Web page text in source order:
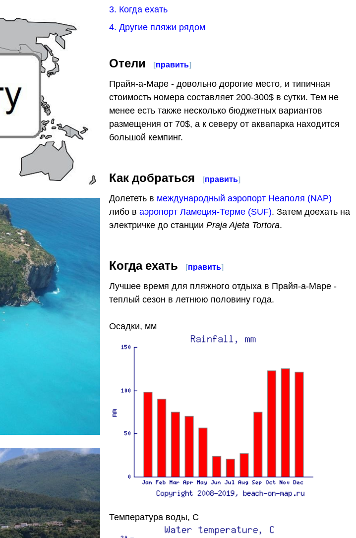
3. Когда ехать
4. Другие пляжи рядом
Отели [править]
Прайя-а-Маре - довольно дорогие место, и типичная
стоимость номера составляет 200-300$ в сутки. Тем не
менее есть также несколько бюджетных вариантов
размещения от 70$, а к северу от аквапарка находится
большой кемпинг.
Как добраться [править]
Долететь в международный аэропорт Неаполя (NAP)
либо в аэропорт Ламеция-Терме (SUF). Затем доехать на
электричке до станции Praja Ajeta Tortora.
Когда ехать [править]
Лучшее время для пляжного отдыха в Прайя-а-Маре -
теплый сезон в летнюю половину года.
Осадки, мм
Температура воды, C